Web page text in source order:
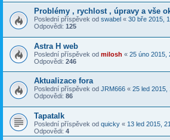
Problémy , rychlost , úpravy a vše
Poslední příspěvek od swabel « 30 bře 2015,
Odpovědi: 125
Astra H web
Poslední příspěvek od milosh « 25 úno 2015,
Odpovědi: 246
Aktualizace fora
Poslední příspěvek od JRM666 « 25 led 2015,
Odpovědi: 86
Tapatalk
Poslední příspěvek od quicky « 13 led 2015,
Odpovědi: 4